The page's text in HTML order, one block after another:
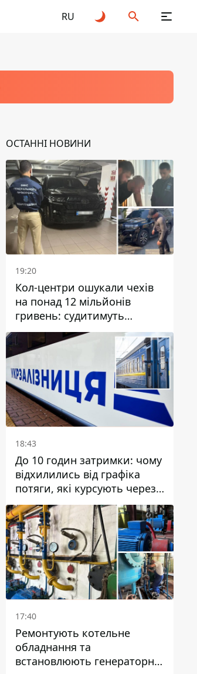
RU
ОСТАННІ НОВИНИ
19:20
Кол-центри ошукали чехів
на понад 12 мільйонів
гривень: судитимуть
дніпрянина, який
організував
транснаціональну злочинну
організацію
18:43
До 10 годин затримки: чому
відхилились від графіка
потяги, які курсують через
Дніпро та область
17:40
Ремонтують котельне
обладнання та
встановлюють генераторні